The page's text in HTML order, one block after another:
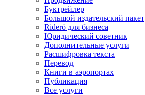
Буктрейлер
Большой издательский пакет
Rideró для бизнеса
Юридический советник
Дополнительные услуги
Расшифровка текста
Перевод
Книги в аэропортах
Публикация
Все услуги